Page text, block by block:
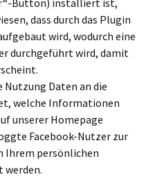
Button) installiert ist,
dass durch das Plugin
wird, wodurch eine
durchgeführt wird, damit
Nutzung Daten an die
welche Informationen
unserer Homepage
Facebook-Nutzer zur
Ihrem persönlichen
werden.